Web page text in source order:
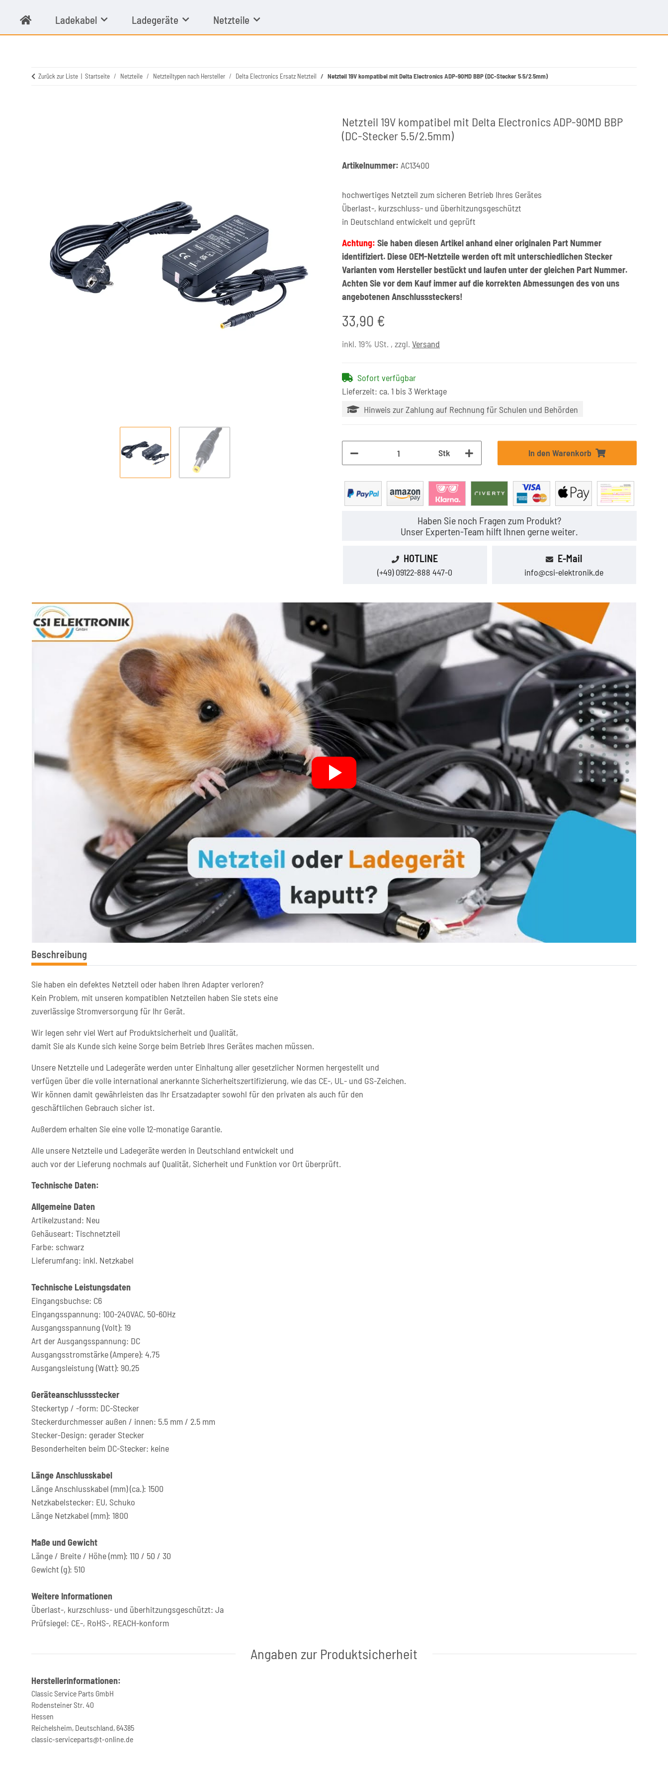
Ladekabel Ladegeräte Netzteile
Zurück zur Liste Startseite Netzteile Netzteiltypen nach Hersteller Delta Electronics Ersatz Netzteil Netzteil 19V kompatibel mit Delta Electronics ADP-90MD BBP (DC-Stecker 5.5/2.5mm)
Netzteil 19V kompatibel mit Delta Electronics ADP-90MD BBP
(DC-Stecker 5.5/2.5mm)
Artikelnummer: AC13400
hochwertiges Netzteil zum sicheren Betrieb Ihres Gerätes
Überlast-, kurzschluss- und überhitzungsgeschützt
in Deutschland entwickelt und geprüft
Achtung: Sie haben diesen Artikel anhand einer originalen Part Nummer
identifiziert. Diese OEM-Netzteile werden oft mit unterschiedlichen Stecker
Varianten vom Hersteller bestückt und laufen unter der gleichen Part Nummer.
Achten Sie vor dem Kauf immer auf die korrekten Abmessungen des von uns
angebotenen Anschlusssteckers!
33,90 €
inkl. 19% USt. , zzgl. Versand
Sofort verfügbar
Lieferzeit: ca. 1 bis 3 Werktage
Hinweis zur Zahlung auf Rechnung für Schulen und Behörden
Stk In den Warenkorb
Haben Sie noch Fragen zum Produkt?
Unser Experten-Team hilft Ihnen gerne weiter.
HOTLINE
(+49) 09122-888 447-0
E-Mail
info@csi-elektronik.de
Beschreibung
Sie haben ein defektes Netzteil oder haben Ihren Adapter verloren?
Kein Problem, mit unseren kompatiblen Netzteilen haben Sie stets eine
zuverlässige Stromversorgung für Ihr Gerät.
Wir legen sehr viel Wert auf Produktsicherheit und Qualität,
damit Sie als Kunde sich keine Sorge beim Betrieb Ihres Gerätes machen müssen.
Unsere Netzteile und Ladegeräte werden unter Einhaltung aller gesetzlicher Normen hergestellt und
verfügen über die volle international anerkannte Sicherheitszertifizierung, wie das CE-, UL- und GS-Zeichen.
Wir können damit gewährleisten das Ihr Ersatzadapter sowohl für den privaten als auch für den
geschäftlichen Gebrauch sicher ist.
Außerdem erhalten Sie eine volle 12-monatige Garantie.
Alle unsere Netzteile und Ladegeräte werden in Deutschland entwickelt und
auch vor der Lieferung nochmals auf Qualität, Sicherheit und Funktion vor Ort überprüft.
Technische Daten:
Allgemeine Daten
Artikelzustand: Neu
Gehäuseart: Tischnetzteil
Farbe: schwarz
Lieferumfang: inkl. Netzkabel
Technische Leistungsdaten
Eingangsbuchse: C6
Eingangsspannung: 100-240VAC, 50-60Hz
Ausgangsspannung (Volt): 19
Art der Ausgangsspannung: DC
Ausgangsstromstärke (Ampere): 4,75
Ausgangsleistung (Watt): 90,25
Geräteanschlussstecker
Steckertyp / -form: DC-Stecker
Steckerdurchmesser außen / innen: 5.5 mm / 2.5 mm
Stecker-Design: gerader Stecker
Besonderheiten beim DC-Stecker: keine
Länge Anschlusskabel
Länge Anschlusskabel (mm) (ca.): 1500
Netzkabelstecker: EU, Schuko
Länge Netzkabel (mm): 1800
Maße und Gewicht
Länge / Breite / Höhe (mm): 110 / 50 / 30
Gewicht (g): 510
Weitere Informationen
Überlast-, kurzschluss- und überhitzungsgeschützt: Ja
Prüfsiegel: CE-, RoHS-, REACH-konform
Angaben zur Produktsicherheit
Herstellerinformationen:
Classic Service Parts GmbH
Rodensteiner Str. 40
Hessen
Reichelsheim, Deutschland, 64385
classic-serviceparts@t-online.de